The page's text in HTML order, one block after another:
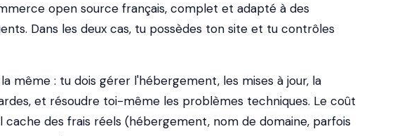
open source français, complet et adapté à des
Dans les deux cas, tu possèdes ton site et tu contrôles
même : tu dois gérer l'hébergement, les mises à jour, la
et résoudre toi-même les problèmes techniques. Le coût
cache des frais réels (hébergement, nom de domaine, parfois